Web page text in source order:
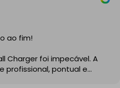
ao fim!
Charger foi impecável. A
profissional, pontual e